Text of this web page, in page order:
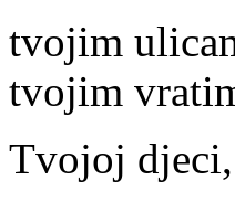
tvojim
tvojim
Tvojoj